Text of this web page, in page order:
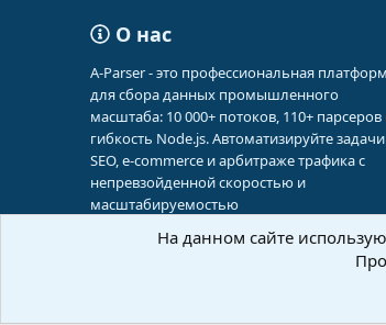
О нас
A-Parser - это профессиональная
для сбора данных промышленного
масштаба: 10 000+ потоков, 110+ парсеров
гибкость Node.js. Автоматизируйте
SEO, e-commerce и арбитраже трафика с
непревзойденной скоростью и
масштабируемостью
На данном сайте